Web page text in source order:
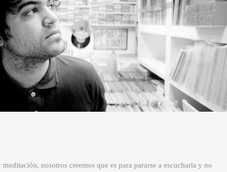
nosotros creemos que es para pararse a escucharla y no